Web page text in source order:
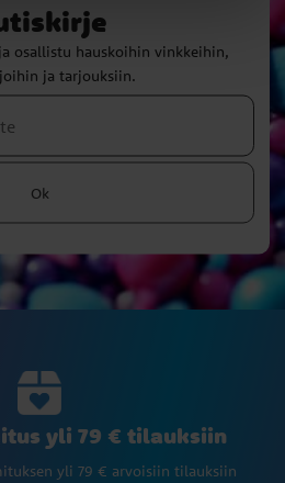
osallistu hauskoihin vinkkeihin,
ja tarjouksiin.
Ok
yli 79 € tilauksiin
yli 79 € arvoisiin tilauksiin